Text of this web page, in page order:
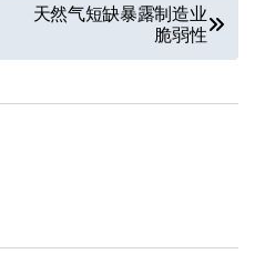
天然气短缺暴露制造业
脆弱性